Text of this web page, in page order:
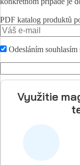
PDF katalog produktů
Odesláním souhlasím
Využitie